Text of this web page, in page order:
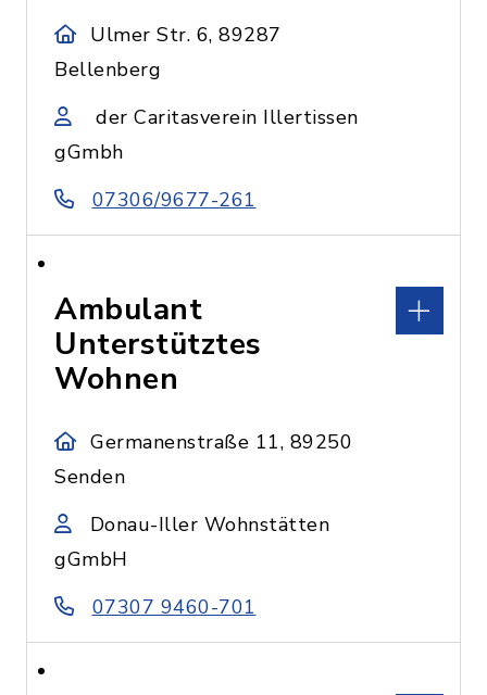
Ulmer Str. 6, 89287
Bellenberg
der Caritasverein Illertissen
gGmbh
07306/9677-261
Ambulant
Unterstütztes
Wohnen
Germanenstraße 11, 89250
Senden
Donau-Iller Wohnstätten
gGmbH
07307 9460-701